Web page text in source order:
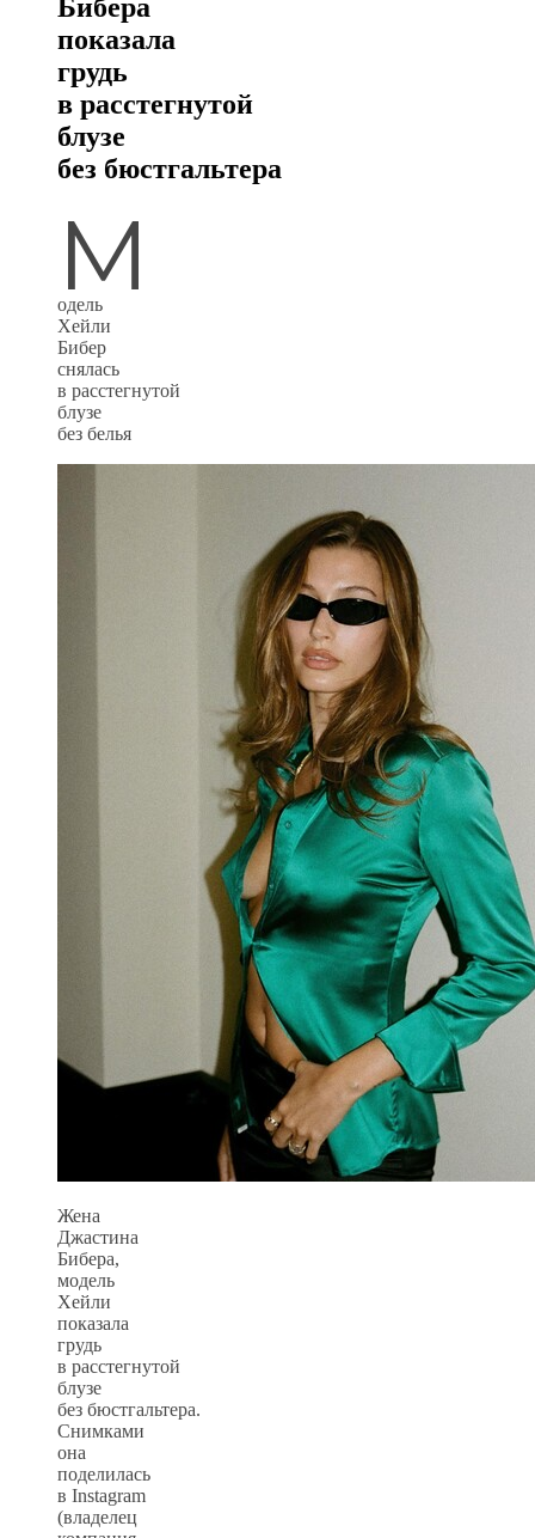
Бибера
показала
грудь
в расстегнутой
блузе
без бюстгальтера
М
одель
Хейли
Бибер
снялась
в расстегнутой
блузе
без белья
Жена
Джастина
Бибера,
модель
Хейли
показала
грудь
в расстегнутой
блузе
без бюстгальтера.
Снимками
она
поделилась
в Instagram
(владелец